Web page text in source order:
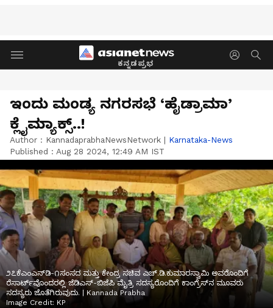
ಕನ್ನಡಪ್ರಭ
ಇಂದು ಮಂಡ್ಯ ನಗರಸಭೆ ‘ಹೈಡ್ರಾಮಾ’
ಕ್ಲೈಮ್ಯಾಕ್ಸ್..!
Author : KannadaprabhaNewsNetwork | Karnataka-News
Published : Aug 28 2024, 12:49 AM IST
೨೭ಕೆಎಂಎನ್‌ಡಿ-೧ಸಂಸದ ಮತ್ತು ಕೇಂದ್ರ ಸಚಿವ ಎಚ್.ಡಿ.ಕುಮಾರಸ್ವಾಮಿ ಅವರೊಂದಿಗೆ
ರೆಸಾರ್ಟ್‌ವೊಂದರಲ್ಲಿ ಜೆಡಿಎಸ್-ಬಿಜೆಪಿ ಮೈತ್ರಿ ಸದಸ್ಯರೊಂದಿಗೆ ಕಾಂಗ್ರೆಸ್‌ನ ಮೂವರು
ಸದಸ್ಯರು ಜೊತೆಗಿರುವುದು. | Kannada Prabha
Image Credit: KP